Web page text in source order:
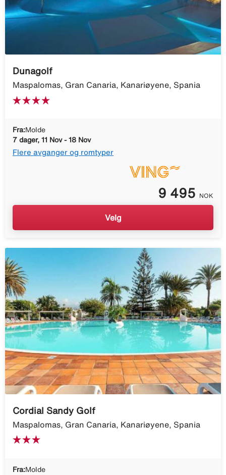
Dunagolf
Maspalomas, Gran Canaria, Kanariøyene, Spania
Fra:Molde
7 dager, 11 Nov - 18 Nov
Flere avganger og romtyper
9 495 NOK
Velg
Cordial Sandy Golf
Maspalomas, Gran Canaria, Kanariøyene, Spania
Fra:Molde